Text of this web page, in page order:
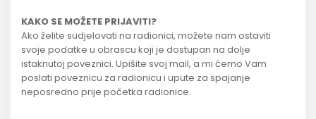
KAKO SE MOŽETE PRIJAVITI?
Ako želite sudjelovati na radionici, možete nam ostaviti
svoje podatke u obrascu koji je dostupan na dolje
istaknutoj poveznici. Upišite svoj mail, a mi ćemo Vam
poslati poveznicu za radionicu i upute za spajanje
neposredno prije početka radionice.